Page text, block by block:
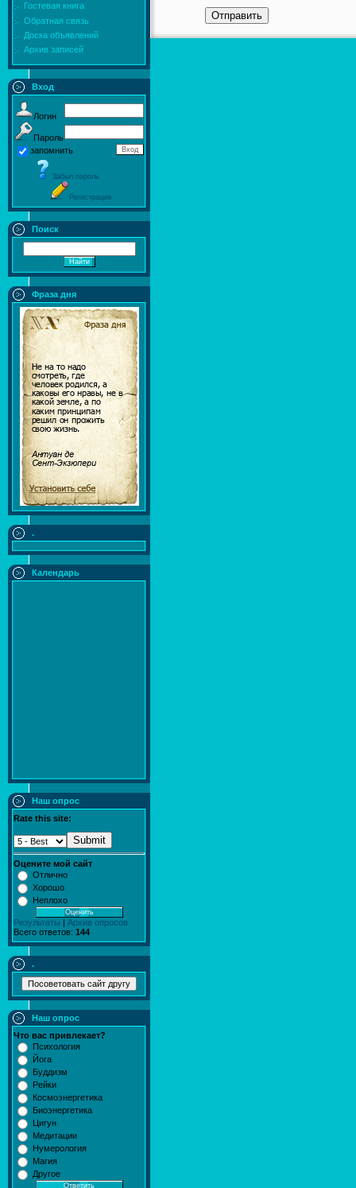
Гостевая книга
Обратная связь
Доска объявлений
Архив записей
Вход
Логин
Пароль
запомнить
Забыл пароль
Регистрация
Поиск
Фраза дня
.
Календарь
Наш опрос
Rate this site:
Submit
Оцените мой сайт
Отлично
Хорошо
Неплохо
Результаты
Архив опросов
Всего ответов: 144
.
Наш опрос
Что вас привлекает?
Психология
Йога
Буддизм
Рейки
Космоэнергетика
Биоэнергетика
Цигун
Медитации
Нумерология
Магия
Другое
Отправить